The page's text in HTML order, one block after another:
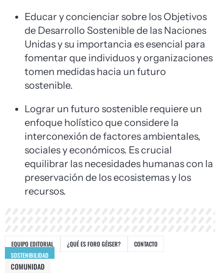
Educar y concienciar sobre los Objetivos
de Desarrollo Sostenible de las Naciones
Unidas y su importancia es esencial para
fomentar que individuos y organizaciones
tomen medidas hacia un futuro
sostenible.
Lograr un futuro sostenible requiere un
enfoque holístico que considere la
interconexión de factores ambientales,
sociales y económicos. Es crucial
equilibrar las necesidades humanas con la
preservación de los ecosistemas y los
recursos.
EQUIPO EDITORIAL ¿QUÉ ES FORO GÉISER?
CONTACTO
SOSTENIBILIDAD
COMUNIDAD